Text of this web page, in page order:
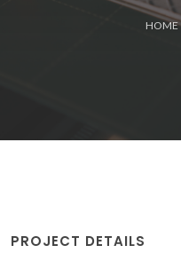
HOME
PROJECT DETAILS